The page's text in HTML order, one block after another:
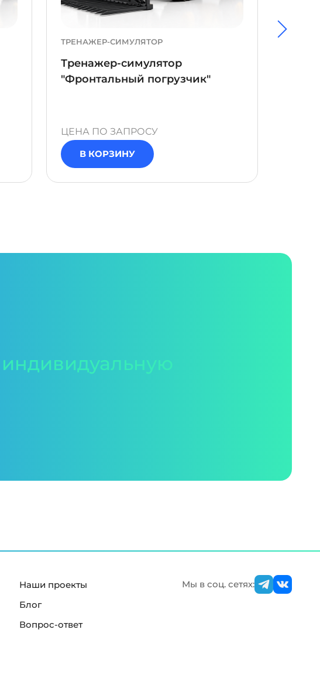
ТРЕНАЖЕР-СИМУЛЯТОР
Тренажер-симулятор
"Фронтальный погрузчик"
ЦЕНА ПО ЗАПРОСУ
В КОРЗИНУ
индивидуальную
Наши проекты
Блог
Вопрос-ответ
Мы в соц. сетях: